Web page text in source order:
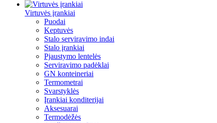
Virtuvės įrankiai
Puodai
Keptuvės
Stalo serviravimo indai
Stalo įrankiai
Pjaustymo lentelės
Serviravimo padėklai
GN konteineriai
Termometrai
Svarstyklės
Įrankiai konditerijai
Aksesuarai
Termodėžės